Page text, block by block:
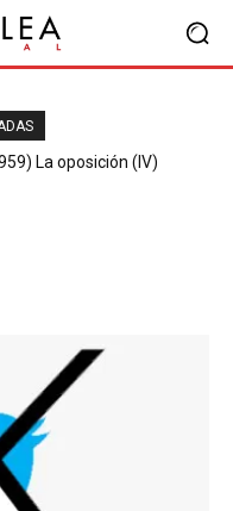
La oposición (IV)